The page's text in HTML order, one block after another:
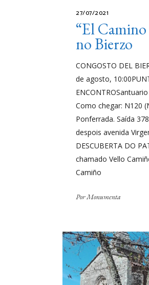
27/07/2021
“El
no Bierzo
CONGOSTO DEL
de agosto,
Como chegar: N120
Ponferrada. Saída
despois avenida
DESCUBERTA DO
chamado Vello
Camiño
Por Monumenta